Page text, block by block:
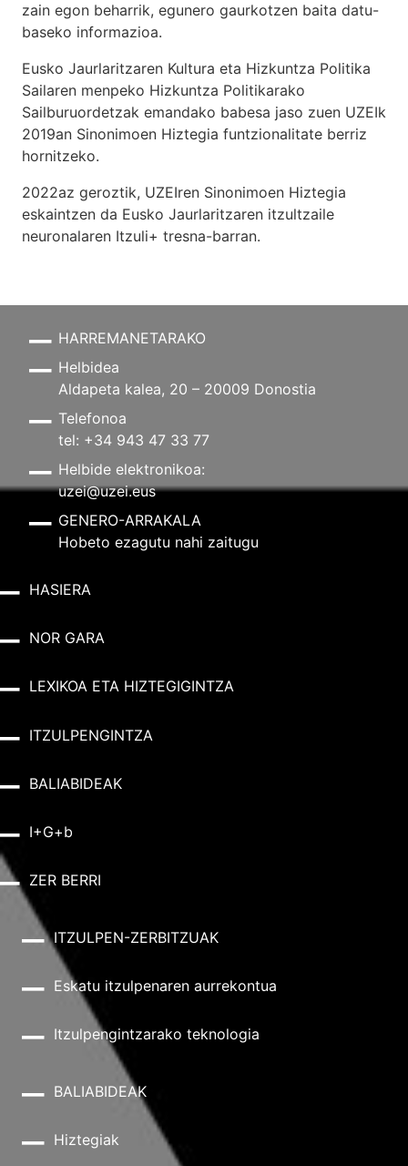
zain egon beharrik, egunero gaurkotzen baita datu-
baseko informazioa.
Eusko Jaurlaritzaren Kultura eta Hizkuntza Politika
Sailaren menpeko Hizkuntza Politikarako
Sailburuordetzak emandako babesa jaso zuen UZEIk
2019an Sinonimoen Hiztegia funtzionalitate berriz
hornitzeko.
2022az geroztik, UZEIren Sinonimoen Hiztegia
eskaintzen da Eusko Jaurlaritzaren itzultzaile
neuronalaren Itzuli+ tresna-barran.
HARREMANETARAKO
Helbidea
Aldapeta kalea, 20 – 20009 Donostia
Telefonoa
tel: +34 943 47 33 77
Helbide elektronikoa:
uzei@uzei.eus
GENERO-ARRAKALA
Hobeto ezagutu nahi zaitugu
HASIERA
NOR GARA
LEXIKOA ETA HIZTEGIGINTZA
ITZULPENGINTZA
BALIABIDEAK
I+G+b
ZER BERRI
ITZULPEN-ZERBITZUAK
Eskatu itzulpenaren aurrekontua
Itzulpengintzarako teknologia
BALIABIDEAK
Hiztegiak